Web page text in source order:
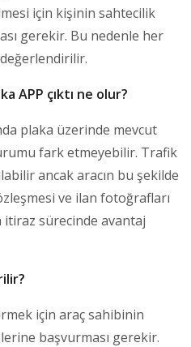
için kişinin sahtecilik
gerekir. Bu nedenle her
APP çıktı ne olur?
plaka üzerinde mevcut
fark etmeyebilir. Trafik
ancak aracın bu şekilde
ve ilan fotoğrafları
sürecinde avantaj
için araç sahibinin
başvurması gerekir.